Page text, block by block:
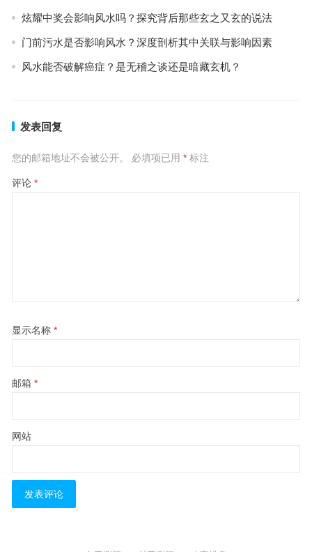
炫耀中奖会影响风水吗？探究背后那些玄之又玄的说法
门前污水是否影响风水？深度剖析其中关联与影响因素
风水能否破解癌症？是无稽之谈还是暗藏玄机？
发表回复
您的邮箱地址不会被公开。 必填项已用 *标注
评论 *
显示名称 *
邮箱 *
网站